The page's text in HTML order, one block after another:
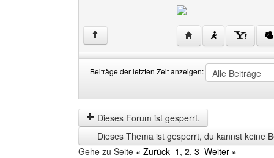
↑ Website dieses
Beiträge der letzten Zeit anzeigen:
der
letzten
Zeit
anzeigen
by
Dieses Forum ist gesperrt.
Dieses Thema ist gesperrt, du kannst keine
Gehe zu Seite « Zurück 1 , 2, 3 Weiter »